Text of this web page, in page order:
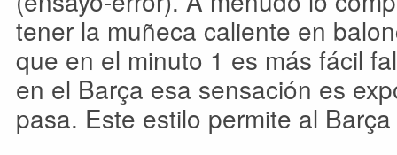
tener la muñeca caliente en
que en el minuto 1 es más fácil
en el Barça esa sensación es
pasa. Este estilo permite al